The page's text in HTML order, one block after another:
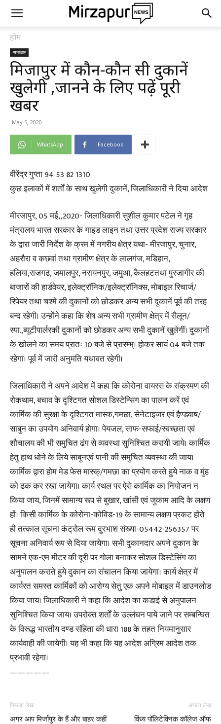
होम
समाचार
मिर्जापुर में कौन-कौन सी दुकानें
खुलेगी ,जानने के लिए पढ़ें पूरी
खबर
May 5, 2020
WhatsApp Facebook
वीरेंद्र गुप्ता 94 53 82 1310
कुछ इलाकों में शर्तों के साथ खुलेगी दुकानें, जिलाधिकारी ने दिया आदेश
मीरजापुर, 05 मई,,2020- जिलाधिकारी सुशील कुमार पटेल ने गृह
मंत्रालय भारत सरकार के गाइड लाइन तथा उत्तर प्रदेश राज्य सरकार
के द्वारा जारी निर्देश के क्रम में नगरीय क्षेत्र यथा- मीरजापुर, चुनार,
अहरौरा व कछवां तथा ग्रामीण क्षेत्र के लालगंज, मडिहान,
हलिया,राजगढ, जमालपुर, नरायनपुर, जमुआ, कैलहटतथा पुरजागीर की
बाजारों की हार्डवेयर, इलेक्ट्रॉनिक/इलेक्ट्रॉनिक्स, मोबाइल रिचार्ज/
रिपेयर तथा चश्मे की दुकानों को छोडकर अन्य सभी दुकानें पूर्व की तरह
बन्द रहेगी। उन्होंने कहा कि शेष अन्य सभी ग्रामीण क्षेत्र में सैलून/
स्पा.,ब्यूटीपार्लरकी दुकानों को छोडकर अन्य सभी दुकानें खुलेगीं। दुकानों
के खोलने का समय प्रातः 10 बजे से प्रारम्भ्। होकर सायं 04 बजे तक
रहेगा। पूर्व में जारी अनुमति यथावत रहेगी।
जिलाधिकारी ने अपने आदेश में कहा कि कोरोना वायरस के संक्रमण की
रोकथाम, बचाव के दृश्टिगत सोशल डिस्टेन्सिग का पालन करें एवं
कार्मिक की सुरक्षा के दृश्टिगत मास्क,गमछा, सेनेटाइजर एवं हैण्डवाष/
साबुन का उपयोग अनिवार्य होगा। पेयजल, साफ-सफाई/स्वच्छता एवं
शौचालय की भी समुचित ढंग से व्यवस्था सुनिश्चित करायी जाये। कार्मिक
हेतु हाथ धोने के लिये साबुनएवं पानी की समुचित व्यवस्था की जाय।
कार्मिक द्वारा होम मेड फेस मास्क्/गमछा का प्रयोग करते हुये नाक व मुंह
को ढक कर रखा जायेगा। कार्य स्थल पर ऐसे कार्मिक का नियोजन न
किया जाय, जिनमें सामान्य रूप से बुखार, खांसी एवं जुकाम आदि के लक्षण
हों। किसी कार्मिक के कोरोना-कोविड-19 के सामान्य लक्षण प्रकट होते
ही तत्काल सूचना कंट्रोल रूम दूरभाश संख्या-05442-256357 पर
सूचना अनिवार्य रूप से दिया जायेगा। सभी दुकानदार अपने दुकान के
सामने एक-एम मीटर की दूरी पर गोला बनाकर सोशल डिस्टेसिंग का
अनुपालन कराते हुये दुकान का संचालन किया जायेगा। कार्य क्षेत्र में
कार्यरत समस्त कार्मिकों को आरोग्य सेतु एक अपने मोबाइल में डाउनलोड
किया जाय। जिलाधिकारी ने कहा कि आदेश का कडाई से अनुपालन
सुनिश्चित किया जाय। उपरोक्त शर्तों के उल्लंघन पाये जाने पर सम्बन्घित
के विरूद्ध भारतीय दण्ड संहिता की धारा 188 के तहत नियमानुसार
कार्यवाही की जायेगी। यह भी कहा कि यह आदेश अग्रिम आदेश तक
प्रभावी रहेगा।
—————
पिछला लेख
अगर आप मिर्जापुर के हैं और बाहर कहीं
अगला लेख
विंध्य पॉलिटेक्निक कॉलेज ऑफ